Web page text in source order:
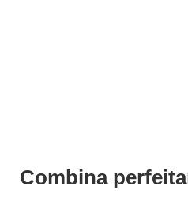
Combina